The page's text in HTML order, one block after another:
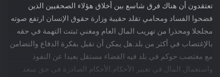
تعتقدون أن هناك فرق شاسع بين أخلاق هؤلاء الصحفيين الذين
فضحوا الفساد ومحامي تقلد حقيبة وزارة حقوق الإنسان ارتفع صوته
مجلجلا ومحذرا من تهريب المال العام ومغني ثبتت التهمة في حقه
بالإغتصاب في أكثر من بلد.هل يمكن أن نقبل بفكرة الدفاع والتضامن
مع مغتصب حوكم في بلد فيه القضاء مستقل بعيدا عن النفوذ
واستعمال المال في تغيير الأحكام.الأحكام الصادرة في حق سعد